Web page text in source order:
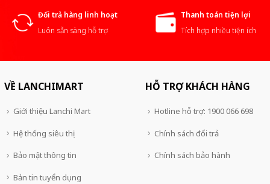
Đổi trả hàng linh hoạt
Luôn sẵn sàng hỗ trợ
Thanh toán tiện lợi
Tích hợp nhiều tiện ích
VỀ LANCHIMART
Giới thiệu Lanchi Mart
Hệ thống siêu thị
Bảo mật thông tin
Bản tin tuyển dụng
HỖ TRỢ KHÁCH HÀNG
Hotline hỗ trợ: 1900 066 698
Chính sách đổi trả
Chính sách bảo hành